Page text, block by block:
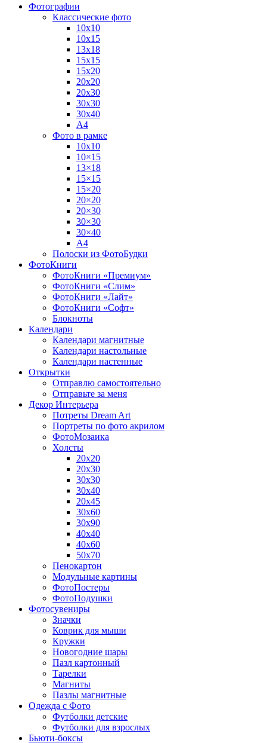
Фотографии
Классические фото
10х10
10х15
13х18
15х15
15х20
20х20
20х30
30х30
30х40
А4
Фото в рамке
10х10
10×15
13×18
15×15
15×20
20×20
20×30
30×30
30×40
A4
Полоски из ФотоБудки
ФотоКниги
ФотоКниги «Премиум»
ФотоКниги «Слим»
ФотоКниги «Лайт»
ФотоКниги «Софт»
Блокноты
Календари
Календари магнитные
Календари настольные
Календари настенные
Открытки
Отправлю самостоятельно
Отправьте за меня
Декор Интерьера
Потреты Dream Art
Портреты по фото акрилом
ФотоМозаика
Холсты
20х20
20х30
30х30
30х40
20х45
30х60
30х90
40х40
40х60
50х70
Пенокартон
Модульные картины
ФотоПостеры
ФотоПодушки
Фотоcувениры
Значки
Коврик для мыши
Кружки
Новогодние шары
Пазл картонный
Тарелки
Магниты
Пазлы магнитные
Одежда с Фото
Футболки детские
Футболки для взрослых
Бьюти-боксы